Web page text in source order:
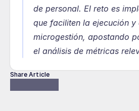
de personal. El reto es
que faciliten la ejecución y
microgestión, apostando
el análisis de métricas
Share Article